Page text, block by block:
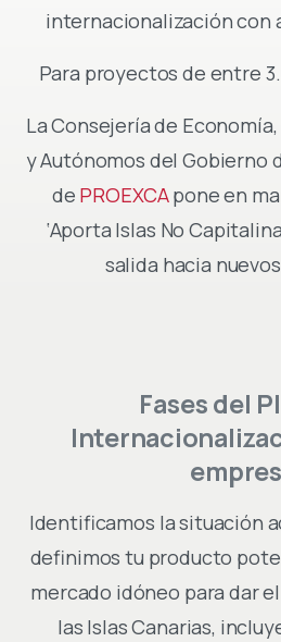
internacionalización con
Para proyectos de entre
La Consejería de
y Autónomos del Gobierno
de PROEXCApone en
‘Aporta Islas No
salida hacia
Fasesdel
Identificamos la situación
definimos tu producto
mercado idóneo para dar
las Islas Canarias,